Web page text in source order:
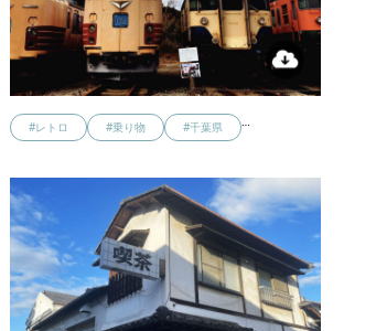
#レトロ #乗り物 #千葉県 …